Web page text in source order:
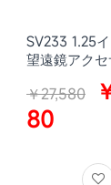
SV233 1.25
望遠鏡アク
ット 高倍率
イピース初
LRGBフィル
ンフィルター
レンズ クセ
￥27,580
80